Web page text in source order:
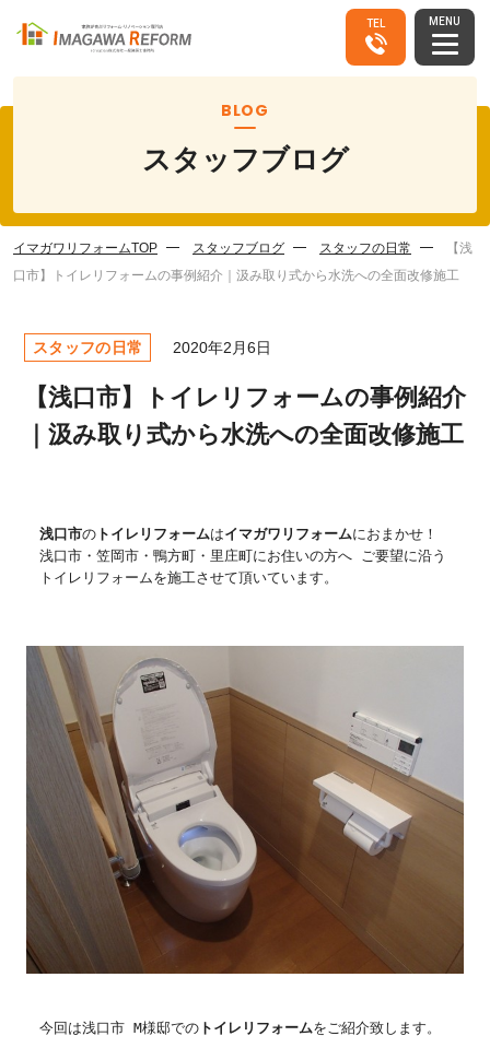
TEL MENU
BLOG
スタッフブログ
イマガワリフォームTOP スタッフブログ スタッフの日常
【浅
口市】トイレリフォームの事例紹介｜汲み取り式から水洗への全面改修施工
スタッフの日常 2020年2月6日
【浅口市】トイレリフォームの事例紹介
｜汲み取り式から水洗への全面改修施工
浅口市の トイレリフォームはイマガワリフォームにおまかせ！
浅口市・笠岡市・鴨方町・里庄町にお住いの方へ ご要望に沿う
トイレリフォームを施工させて頂いています。
今回は浅口市 M様邸での トイレリフォームをご紹介致します。